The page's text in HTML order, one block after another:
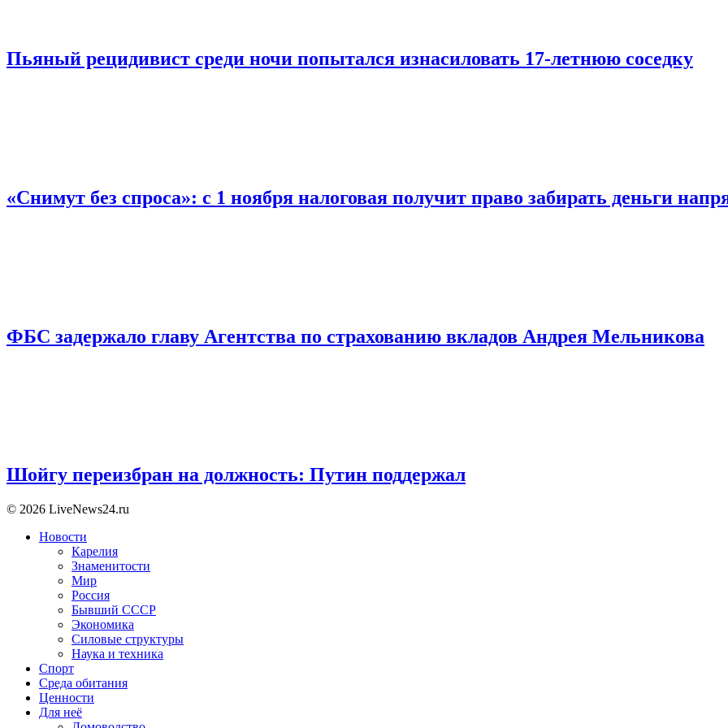
Пьяный рецидивист среди ночи попытался изнасиловать 17-летнюю соседку
«Снимут без спроса»: с 1 ноября налоговая получит право забирать деньги
ФБС задержало главу Агентства по страхованию вкладов Андрея Мельникова
Шойгу переизбран на должность: Путин поддержал
© 2026 LiveNews24.ru
Новости
Карелия
Знаменитости
Мир
Россия
Бывший СССР
Экономика
Силовые структуры
Наука и техника
Спорт
Среда обитания
Ценности
Для неё